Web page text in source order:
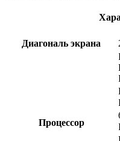
Диагональ экрана
Процессор